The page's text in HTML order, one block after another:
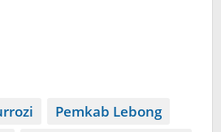
Pemkab Lebong